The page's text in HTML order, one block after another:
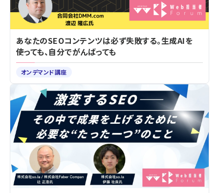
あなたのSEOコンテンツは必ず失敗する。生成AIを
使っても、自分でがんばっても
オンデマンド講座